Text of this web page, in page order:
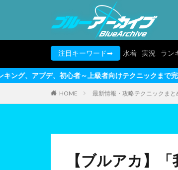
注目キーワード➡ 水着 実況 ラン
～上級者向けテクニックまで完全網羅
HOME 最新情報・攻略テクニックまと
【ブルアカ】